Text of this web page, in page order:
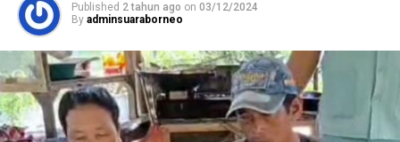
Published 2 tahun ago on 03/12/2024
By adminsuaraborneo